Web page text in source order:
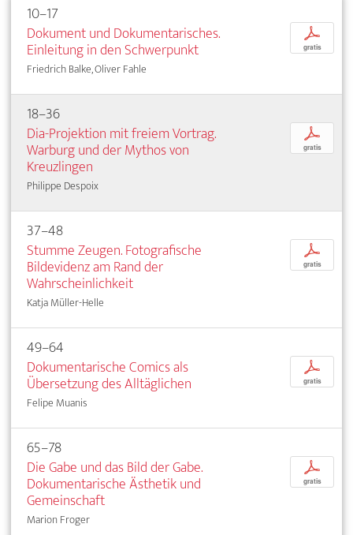
10–17
Dokument und Dokumentarisches.
Einleitung in den Schwerpunkt
Friedrich Balke, Oliver Fahle
p
gratis
18–36
Dia-Projektion mit freiem Vortrag.
Warburg und der Mythos von
Kreuzlingen
Philippe Despoix
p
gratis
37–48
Stumme Zeugen. Fotografische
Bildevidenz am Rand der
Wahrscheinlichkeit
Katja Müller-Helle
p
gratis
49–64
Dokumentarische Comics als
Übersetzung des Alltäglichen
Felipe Muanis
p
gratis
65–78
Die Gabe und das Bild der Gabe.
Dokumentarische Ästhetik und
Gemeinschaft
Marion Froger
p
gratis